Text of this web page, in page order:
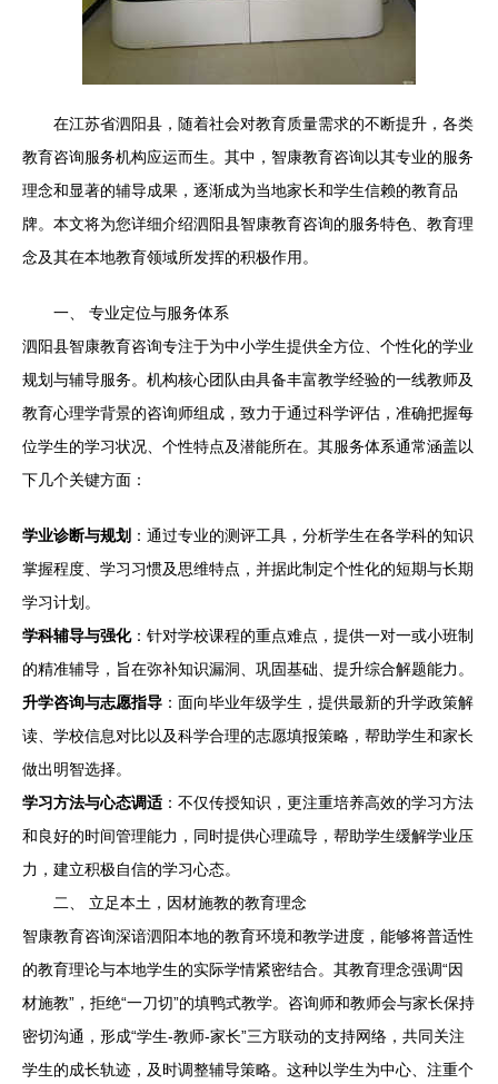
在江苏省泗阳县，随着社会对教育质量需求的不断提升，各类
教育咨询服务机构应运而生。其中，智康教育咨询以其专业的服务
理念和显著的辅导成果，逐渐成为当地家长和学生信赖的教育品
牌。本文将为您详细介绍泗阳县智康教育咨询的服务特色、教育理
念及其在本地教育领域所发挥的积极作用。
一、 专业定位与服务体系
泗阳县智康教育咨询专注于为中小学生提供全方位、个性化的学业
规划与辅导服务。机构核心团队由具备丰富教学经验的一线教师及
教育心理学背景的咨询师组成，致力于通过科学评估，准确把握每
位学生的学习状况、个性特点及潜能所在。其服务体系通常涵盖以
下几个关键方面：
学业诊断与规划 ：通过专业的测评工具，分析学生在各学科的知识
掌握程度、学习习惯及思维特点，并据此制定个性化的短期与长期
学习计划。
学科辅导与强化：针对学校课程的重点难点，提供一对一或小班制
的精准辅导，旨在弥补知识漏洞、巩固基础、提升综合解题能力。
升学咨询与志愿指导 ：面向毕业年级学生，提供最新的升学政策解
读、学校信息对比以及科学合理的志愿填报策略，帮助学生和家长
做出明智选择。
学习方法与心态调适 ：不仅传授知识，更注重培养高效的学习方法
和良好的时间管理能力，同时提供心理疏导，帮助学生缓解学业压
力，建立积极自信的学习心态。
二、 立足本土，因材施教的教育理念
智康教育咨询深谙泗阳本地的教育环境和教学进度，能够将普适性
的教育理论与本地学生的实际学情紧密结合。其教育理念强调“因
材施教”，拒绝“一刀切”的填鸭式教学。咨询师和教师会与家长保持
密切沟通，形成“学生-教师-家长”三方联动的支持网络，共同关注
学生的成长轨迹，及时调整辅导策略。这种以学生为中心、注重个